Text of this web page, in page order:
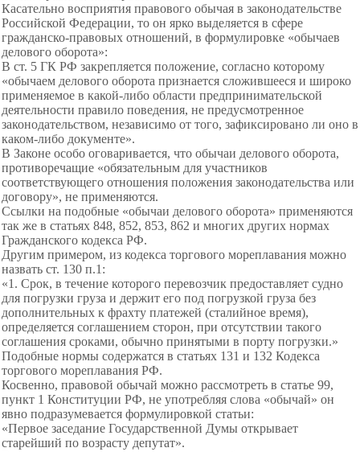
Касательно восприятия правового обычая в законодательстве
Российской Федерации, то он ярко выделяется в сфере
гражданско-правовых отношений, в формулировке «обычаев
делового оборота»:
В ст. 5 ГК РФ закрепляется положение, согласно которому
«обычаем делового оборота признается сложившееся и широко
применяемое в какой-либо области предпринимательской
деятельности правило поведения, не предусмотренное
законодательством, независимо от того, зафиксировано ли оно в
каком-либо документе».
В Законе особо оговаривается, что обычаи делового оборота,
противоречащие «обязательным для участников
соответствующего отношения положения законодательства или
договору», не применяются.
Ссылки на подобные «обычаи делового оборота» применяются
так же в статьях 848, 852, 853, 862 и многих других нормах
Гражданского кодекса РФ.
Другим примером, из кодекса торгового мореплавания можно
назвать ст. 130 п.1:
«1. Срок, в течение которого перевозчик предоставляет судно
для погрузки груза и держит его под погрузкой груза без
дополнительных к фрахту платежей (сталийное время),
определяется соглашением сторон, при отсутствии такого
соглашения сроками, обычно принятыми в порту погрузки.»
Подобные нормы содержатся в статьях 131 и 132 Кодекса
торгового мореплавания РФ.
Косвенно, правовой обычай можно рассмотреть в статье 99,
пункт 1 Конституции РФ, не употребляя слова «обычай» он
явно подразумевается формулировкой статьи:
«Первое заседание Государственной Думы открывает
старейший по возрасту депутат».